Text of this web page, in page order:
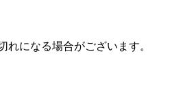
になる場合がございます。